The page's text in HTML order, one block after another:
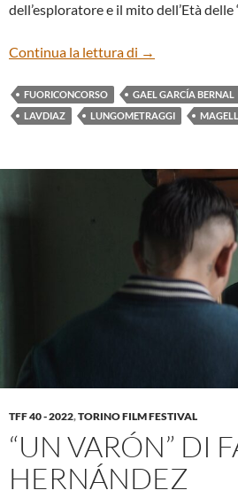
dell’esploratore e il mito dell’Età delle
Continua la lettura di “MAGELLAN”
→
FUORICONCORSO GAEL GARCÍA BERNAL
LAVDIAZ
LUNGOMETRAGGI
TFF 40 - 2022,TORINO FILM FESTIVAL
“UN VARÓN” DI
HERNÁNDEZ